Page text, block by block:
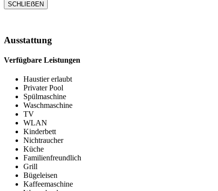
SCHLIEẞEN
Ausstattung
Verfügbare Leistungen
Haustier erlaubt
Privater Pool
Spülmaschine
Waschmaschine
TV
WLAN
Kinderbett
Nichtraucher
Küche
Familienfreundlich
Grill
Bügeleisen
Kaffeemaschine